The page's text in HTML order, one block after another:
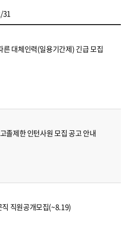
/31
른 대체인력(일용기간제) 긴급 모집
졸제한 인턴사원 모집 공고 안내
직원공개모집(~8.19)